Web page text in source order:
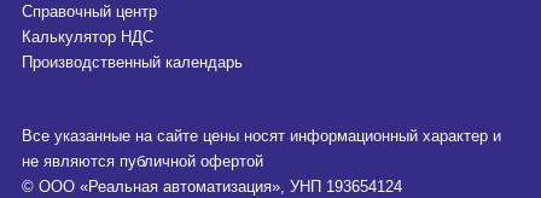
Справочный центр
Калькулятор НДС
Производственный календарь
Все указанные на сайте цены носят информационный характер и
не являются публичной офертой
© ООО «Реальная автоматизация», УНП 193654124